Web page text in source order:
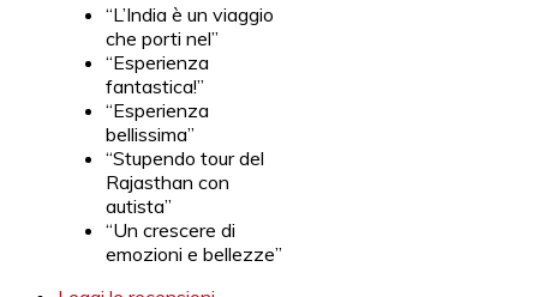
“L’India è un viaggio
che porti nel”
“Esperienza
fantastica!”
“Esperienza
bellissima”
“Stupendo tour del
Rajasthan con
autista”
“Un crescere di
emozioni e bellezze”